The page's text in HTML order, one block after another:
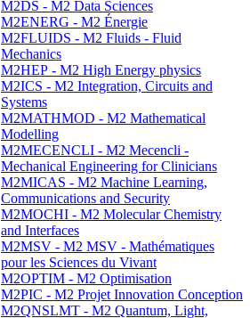
M2DS - M2 Data Sciences
M2ENERG - M2 Énergie
M2FLUIDS - M2 Fluids - Fluid
Mechanics
M2HEP - M2 High Energy physics
M2ICS - M2 Integration, Circuits and
Systems
M2MATHMOD - M2 Mathematical
Modelling
M2MECENCLI - M2 Mecencli -
Mechanical Engineering for Clinicians
M2MICAS - M2 Machine Learning,
Communications and Security
M2MOCHI - M2 Molecular Chemistry
and Interfaces
M2MSV - M2 MSV - Mathématiques
pour les Sciences du Vivant
M2OPTIM - M2 Optimisation
M2PIC - M2 Projet Innovation Conception
M2QNSLMT - M2 Quantum, Light,